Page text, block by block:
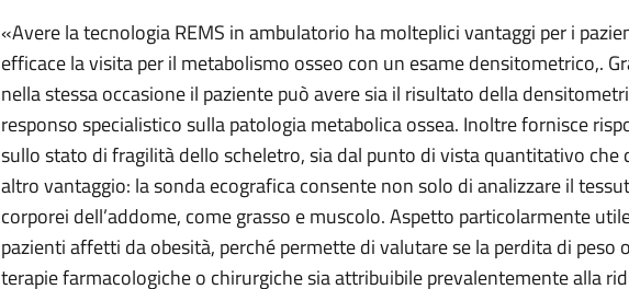
«Avere la tecnologia REMS in ambulatorio ha molteplici vantaggi per i
efficace la visita per il metabolismo osseo con un esame densitometrico,.
nella stessa occasione il paziente può avere sia il risultato della
responso specialistico sulla patologia metabolica ossea. Inoltre fornisce
sullo stato di fragilità dello scheletro, sia dal punto di vista quantitativo che
altro vantaggio: la sonda ecografica consente non solo di analizzare il
corporei dell’addome, come grasso e muscolo. Aspetto particolarmente
pazienti affetti da obesità, perché permette di valutare se la perdita di
terapie farmacologiche o chirurgiche sia attribuibile prevalentemente alla